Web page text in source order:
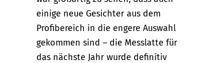
einige neue Gesichter aus dem
Profibereich in die engere Auswahl
gekommen sind – die Messlatte für
das nächste Jahr wurde definitiv